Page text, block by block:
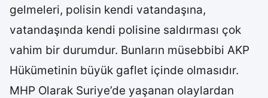
gelmeleri, polisin kendi vatandaşına,
vatandaşında kendi polisine saldırması çok
vahim bir durumdur. Bunların müsebbibi AKP
Hükümetinin büyük gaflet içinde olmasıdır.
MHP Olarak Suriye’de yaşanan olaylardan